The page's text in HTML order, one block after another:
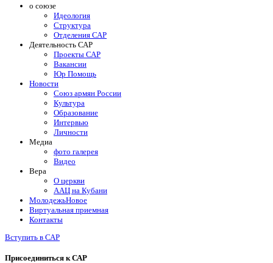
о союзе
Идеология
Структура
Отделения САР
Деятельность САР
Проекты САР
Вакансии
Юр Помощь
Новости
Союз армян России
Культура
Образование
Интервью
Личности
Медиа
фото галерея
Видео
Вера
О церкви
ААЦ на Кубани
МолодежьНовое
Виртуальная приемная
Контакты
Вступить в САР
Присоединиться к САР